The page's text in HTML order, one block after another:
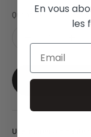
Quantité:
Une impression haute
En vous
les
Email